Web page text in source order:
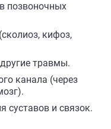
позвоночных
кифоз,
травмы.
канала (через
суставов и связок.